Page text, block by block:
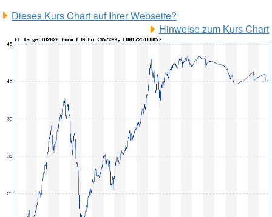
Dieses Kurs Chart auf Ihrer Webseite?
Hinweise zum Kurs Chart